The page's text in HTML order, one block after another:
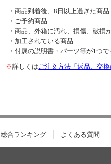
・商品到着後、8日以上過ぎた商品
・ご予約商品
・商品、外箱に汚れ、損傷、破損
・加工されている商品
・付属の説明書・パーツ等が1つ
※詳しくはご注文方法「返品、交換
総合ランキング よくある質問